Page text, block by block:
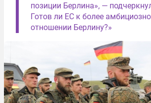
позиции Берлина», —
Готов ли ЕС к более
отношении Берлину?»